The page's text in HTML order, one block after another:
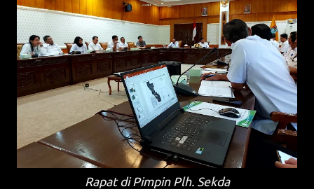
Rapat di Pimpin Plh. Sekda